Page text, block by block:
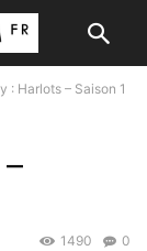
: Harlots – Saison 1
0
1490